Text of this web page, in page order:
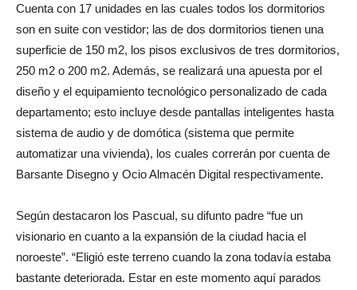
Valle 2799 marca el límite entre Pichincha y Puerto Norte.
Cuenta con 17 unidades en las cuales todos los dormitorios
son en suite con vestidor; las de dos dormitorios tienen una
superficie de 150 m2, los pisos exclusivos de tres dormitorios,
250 m2 o 200 m2. Además, se realizará una apuesta por el
diseño y el equipamiento tecnológico personalizado de cada
departamento; esto incluye desde pantallas inteligentes hasta
sistema de audio y de domótica (sistema que permite
automatizar una vivienda), los cuales correrán por cuenta de
Según destacaron los Pascual, su difunto padre “fue un
visionario en cuanto a la expansión de la ciudad hacia el
noroeste”. “Eligió este terreno cuando la zona todavía estaba